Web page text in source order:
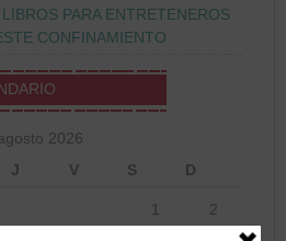
PARA ENTRETENEROS
CONFINAMIENTO
2026
J V S D
1 2